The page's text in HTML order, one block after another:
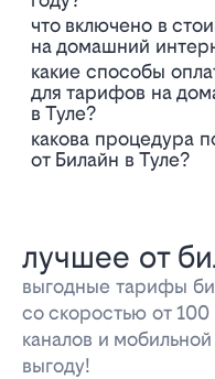
Что включено в стоимость тарифов
на домашний
Какие способы оплаты доступны
для тарифов на
в Туле?
Какова процедура подключения интернета
от Билайн в Туле?
лучшее от
выгодные тарифы
со скоростью от
каналов и
выгоду!